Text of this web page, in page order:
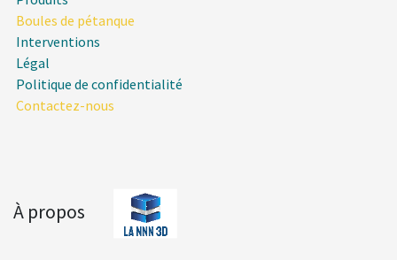
Boules de pétanque
Interventions
Légal
Politique de confidentialité
Contactez-nous
À propos